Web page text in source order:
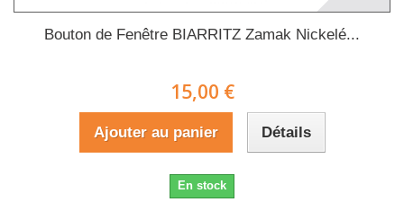
Bouton de Fenêtre BIARRITZ Zamak Nickelé...
15,00 €
Ajouter au panier Détails
En stock